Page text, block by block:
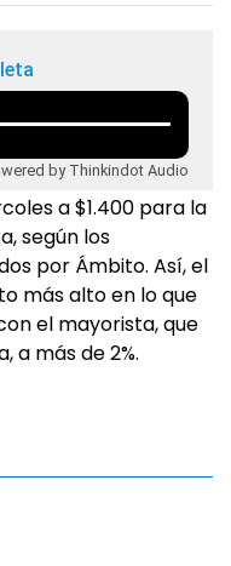
by Thinkindot Audio
a $1.400 para la
según los
por Ámbito. Así, el
más alto en lo que
el mayorista, que
a más de 2%.